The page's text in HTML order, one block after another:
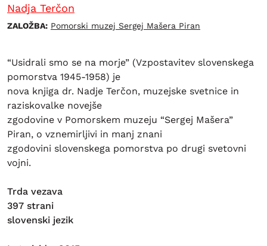
Nadja Terčon
ZALOŽBA: Pomorski muzej Sergej Mašera Piran
“Usidrali smo se na morje” (Vzpostavitev slovenskega
pomorstva 1945-1958) je
nova knjiga dr. Nadje Terčon, muzejske svetnice in
raziskovalke novejše
zgodovine v Pomorskem muzeju “Sergej Mašera”
Piran, o vznemirljivi in manj znani
zgodovini slovenskega pomorstva po drugi svetovni
vojni.
Trda vezava
397 strani
slovenski jezik